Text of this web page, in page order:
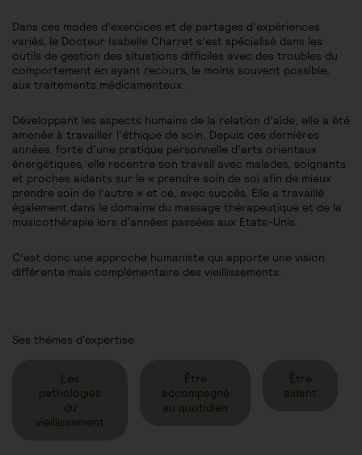
Dans ces modes d’exercices et de partages d’expériences
variés, le Docteur Isabelle Charret s’est spécialisé dans les
outils de gestion des situations difficiles avec des troubles du
comportement en ayant recours, le moins souvent possible,
aux traitements médicamenteux.
Développant les aspects humains de la relation d’aide, elle a été
amenée à travailler l’éthique de soin. Depuis ces dernières
années, forte d’une pratique personnelle d’arts orientaux
énergétiques, elle recentre son travail avec malades, soignants
et proches aidants sur le « prendre soin de soi afin de mieux
prendre soin de l’autre » et ce, avec succès. Elle a travaillé
également dans le domaine du massage thérapeutique et de la
musicothérapie lors d’années passées aux Etats-Unis.
C’est donc une approche humaniste qui apporte une vision
différente mais complémentaire des vieillissements.
Ses thèmes d'expertise
Les
pathologies
du
vieillissement
Être
accompagné
au quotidien
Être
aidant